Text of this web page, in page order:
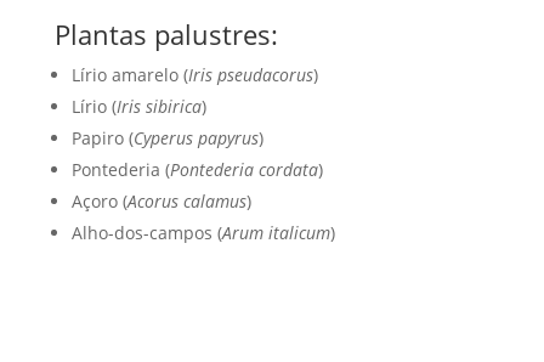
Plantas palustres:
Lírio amarelo (Iris pseudacorus)
Lírio (Iris sibirica)
Papiro (Cyperus papyrus)
Pontederia (Pontederia cordata)
Açoro (Acorus calamus)
Alho-dos-campos (Arum italicum)